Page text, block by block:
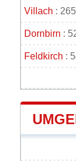
Villach :
Dornbirn :
Feldkirch :